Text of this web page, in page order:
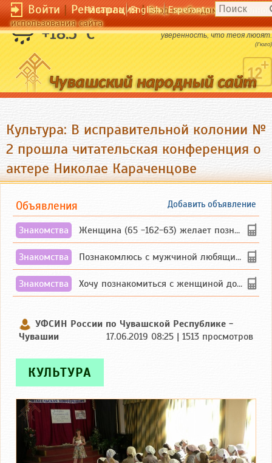
Войти|Регистрация|Вход необходим для
использования сайта
Чӑвашла English Esperanto
+18.5 °C
Самое большое счастье в жизни - это
уверенность, что тебя любят.
(Гюго)
Культура: В исправительной колонии №
2 прошла читательская конференция о
актере Николае Караченцове
Добавить объявление
Объявления
Знакомства Женщина (65 -162-63) желает познакомиться с одиноким, добродушным, без вредных ...
Знакомства Познакомлюсь с мужчиной любящим танцевать и петь на родном чувашском языке
Знакомства Хочу познакомиться с женщиной до 55 лет чувашской или русской национальности дл...
УФСИН России по Чувашской Республике -
Чувашии
17.06.2019 08:25 | 1513 просмотров
КУЛЬТУРА